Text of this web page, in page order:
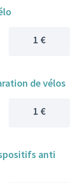
1 €
de vélos
1 €
anti